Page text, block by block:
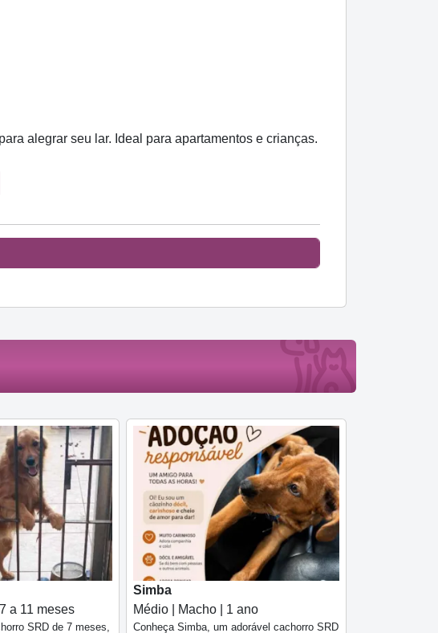
alegrar seu lar. Ideal para apartamentos e crianças.
a 11 meses
SRD de 7 meses,
Simba
Médio | Macho | 1 ano
Conheça Simba, um adorável cachorro SRD